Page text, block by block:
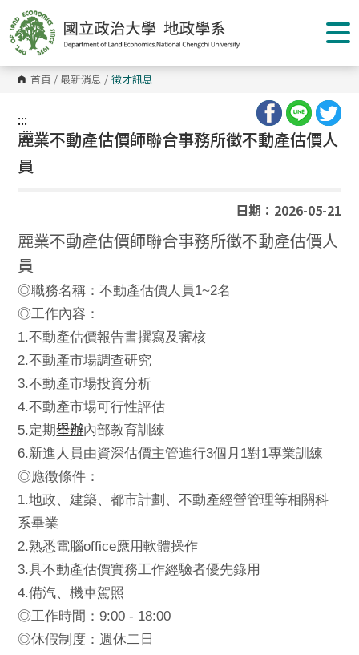
到
主
要
內
容
區 首頁 /最新消息 / 徵才訊息
:::
:::
麗業不動產估價師聯合事務所徵不動產估價人
員
日期：2026-05-21
麗業不動產估價師聯合事務所徵不動產估價人
員
◎職務名稱：不動產估價人員1~2名
◎工作內容：
1.不動產估價報告書撰寫及審核
2.不動產市場調查研究
3.不動產市場投資分析
4.不動產市場可行性評估
5.定期舉辦內部教育訓練
6.新進人員由資深估價主管進行3個月 1對1專業訓練
◎應徵條件：
1.地政、建築、都市計劃、不動產經營管理等相關科
系畢業
2.熟悉電腦office應用軟體操作
3.具不動產估價實務工作經驗者優先錄用
4.備汽、機車駕照
◎工作時間：9:00 - 18:00
◎休假制度：週休二日